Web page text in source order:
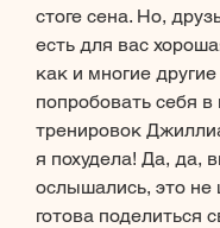
стоге сена. Но,
есть для вас
как и многие
попробовать себя
тренировок
я похудела! Да, да,
ослышались, это
готова поделиться